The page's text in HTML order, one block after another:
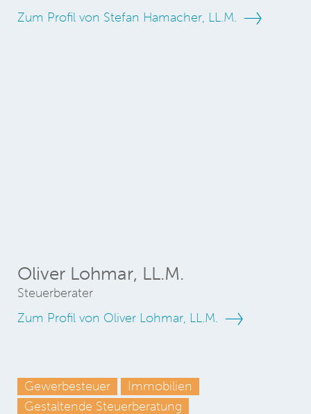
Zum Profil von Stefan Hamacher, LL.M.
Oliver Lohmar, LL.M.
Steuerberater
Zum Profil von Oliver Lohmar, LL.M.
Gewerbesteuer
Immobilien
Gestaltende Steuerberatung